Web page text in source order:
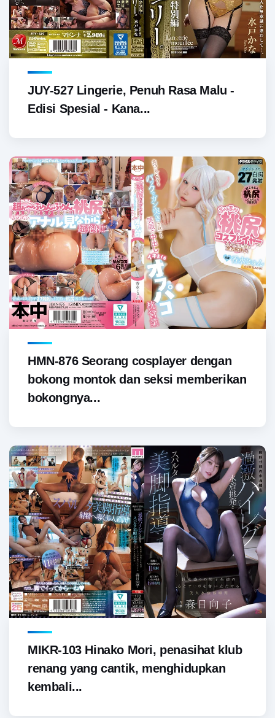
JUY-527 Lingerie, Penuh Rasa Malu -
Edisi Spesial - Kana...
HMN-876 Seorang cosplayer dengan
bokong montok dan seksi memberikan
bokongnya...
MIKR-103 Hinako Mori, penasihat klub
renang yang cantik, menghidupkan
kembali...